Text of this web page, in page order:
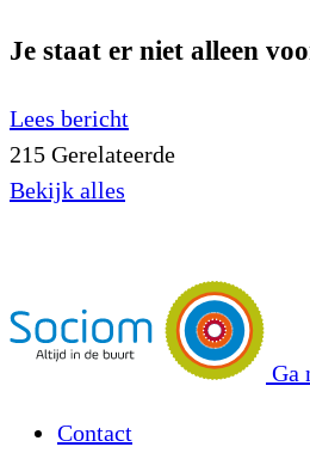
Je staat er niet alleen
Lees bericht
215 Gerelateerde
Bekijk alles
Ga
Contact